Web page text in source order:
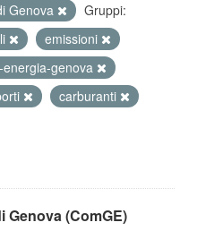
Genova
Gruppi:
emissioni
genova
carburanti
(ComGE)